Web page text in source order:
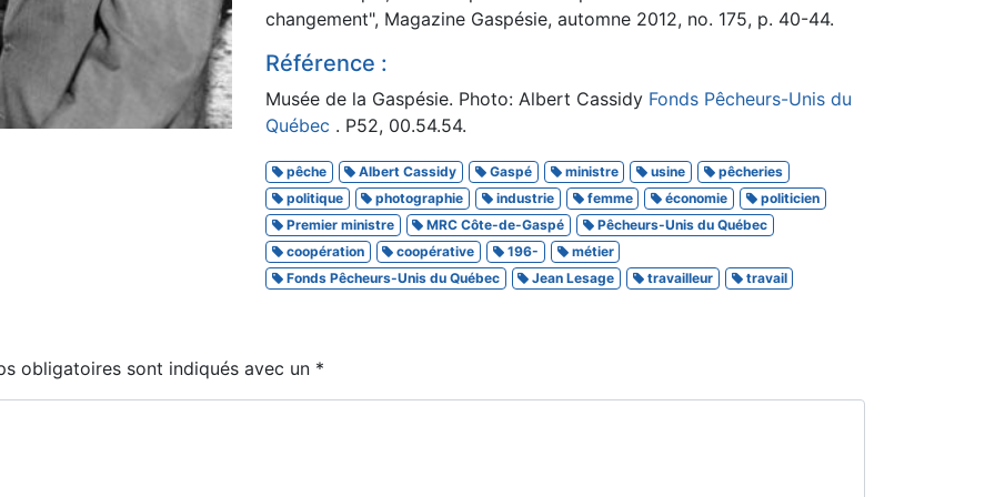
changement", Magazine Gaspésie, automne 2012, no. 175, p. 40-44.
Référence :
Musée de la Gaspésie. Photo: Albert Cassidy Fonds Pêcheurs-Unis du
Québec . P52, 00.54.54.
pêche Albert Cassidy Gaspé ministre usine
pêcheries
politique
photographie industrie femme économie
politicien
Premier ministre
MRC Côte-de-Gaspé
Pêcheurs-Unis du Québec
coopération
coopérative 196-
métier
Fonds Pêcheurs-Unis du Québec
Jean Lesage travailleur travail
obligatoires sont indiqués avec un *